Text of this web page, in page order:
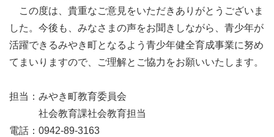
この度は、貴重なご意見をいただきありがとうございま
した。今後も、みなさまの声をお聞きしながら、青少年が
活躍できるみやき町となるよう青少年健全育成事業に努め
てまいりますので、ご理解とご協力をお願いいたします。
担当：みやき町教育委員会
社会教育課社会教育担当
電話：0942‐89‐3163